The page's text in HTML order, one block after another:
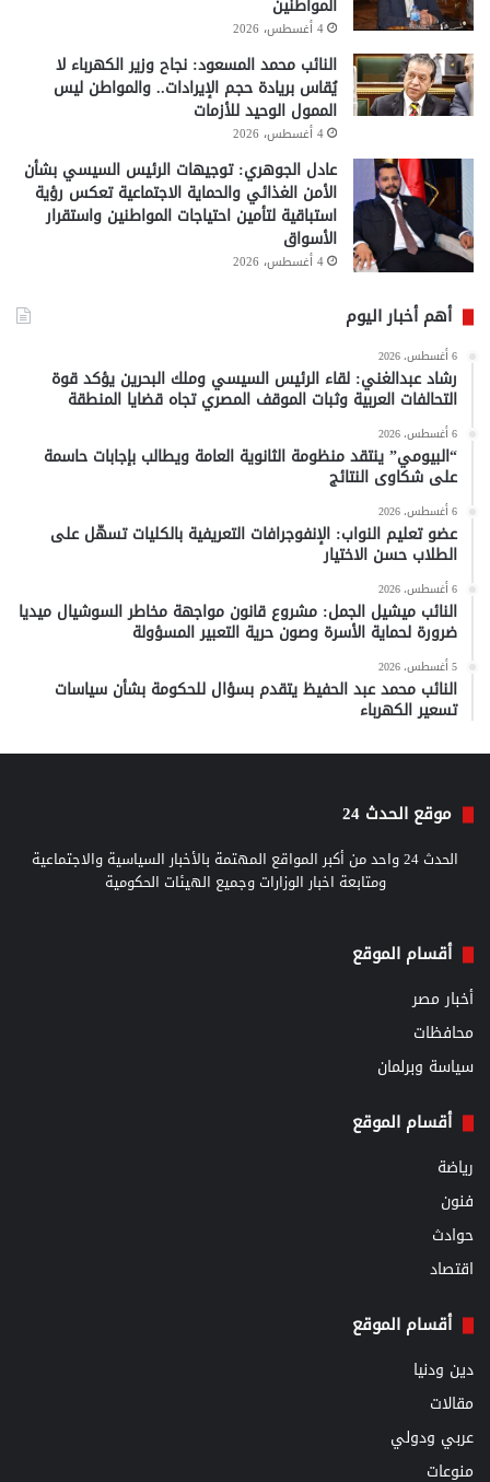
4 أغسطس، 2026
النائب محمد المسعود: نجاح وزير الكهرباء لا
يُقاس بريادة حجم الإيرادات.. والمواطن ليس
الممول الوحيد للأزمات
4 أغسطس، 2026
عادل الجوهري: توجيهات الرئيس السيسي بشأن
الأمن الغذائي والحماية الاجتماعية تعكس رؤية
استباقية لتأمين احتياجات المواطنين واستقرار
الأسواق
4 أغسطس، 2026
أهم أخبار اليوم
6 أغسطس، 2026
رشاد عبدالغني: لقاء الرئيس السيسي وملك البحرين يؤكد قوة
التحالفات العربية وثبات الموقف المصري تجاه قضايا المنطقة
6 أغسطس، 2026
“البيومي” ينتقد منظومة الثانوية العامة ويطالب بإجابات حاسمة
على شكاوى النتائج
6 أغسطس، 2026
عضو تعليم النواب: الإنفوجرافات التعريفية بالكليات تسهّل على
الطلاب حسن الاختيار
6 أغسطس، 2026
النائب ميشيل الجمل: مشروع قانون مواجهة مخاطر السوشيال ميديا
ضرورة لحماية الأسرة وصون حرية التعبير المسؤولة
5 أغسطس، 2026
النائب محمد عبد الحفيظ يتقدم بسؤال للحكومة بشأن سياسات
تسعير الكهرباء
موقع الحدث 24
الحدث 24 واحد من أكبر المواقع المهتمة بالأخبار السياسية والاجتماعية
ومتابعة اخبار الوزارات وجميع الهيئات الحكومية
أقسام الموقع
أخبار مصر
محافظات
سياسة وبرلمان
أقسام الموقع
رياضة
فنون
حوادث
اقتصاد
أقسام الموقع
دين ودنيا
مقالات
عربي ودولي
منوعات